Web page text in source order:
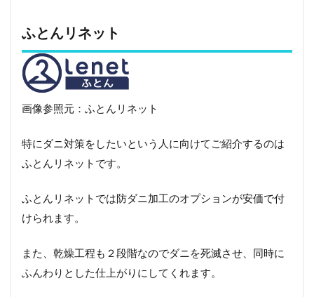
サー
ビス
を使
いた
いな
らオ
スス
布団
クリ
ーニ
5.1
宅配
んク
リー
ニン
ふとんリネット
画像参照元：ふとんリネット
特にダニ対策をしたいという人に向けてご紹介するのは
ふとんリネットです。
ふとんリネットでは防ダニ加工のオプションが安価で付
けられます。
また、乾燥工程も２段階なのでダニを死滅させ、同時に
ふんわりとした仕上がりにしてくれます。